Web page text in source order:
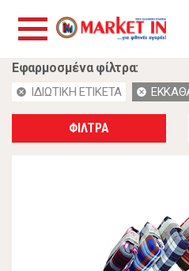
Εφαρμοσμένα φίλτρα:
cancel ΙΔΙΩΤΙΚΗ ΕΤΙΚΕΤΑ cancel
ΦΙΛΤΡΑ